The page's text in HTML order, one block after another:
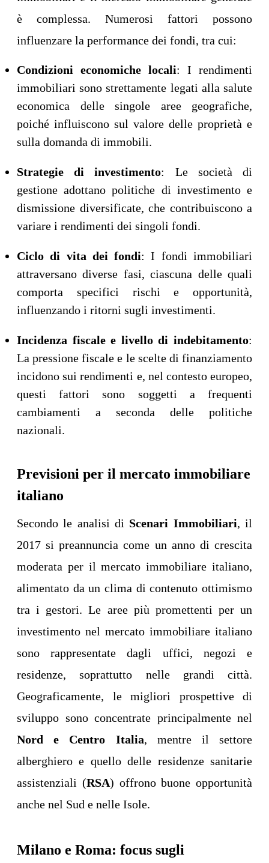
è complessa. Numerosi fattori possono
influenzare la performance dei fondi, tra cui:
Condizioni economiche locali: I rendimenti
immobiliari sono strettamente legati alla salute
economica delle singole aree geografiche,
poiché influiscono sul valore delle proprietà e
sulla domanda di immobili.
Strategie di investimento: Le società di
gestione adottano politiche di investimento e
dismissione diversificate, che contribuiscono a
variare i rendimenti dei singoli fondi.
Ciclo di vita dei fondi: I fondi immobiliari
attraversano diverse fasi, ciascuna delle quali
comporta specifici rischi e opportunità,
influenzando i ritorni sugli investimenti.
Incidenza fiscale e livello di indebitamento:
La pressione fiscale e le scelte di finanziamento
incidono sui rendimenti e, nel contesto europeo,
questi fattori sono soggetti a frequenti
cambiamenti a seconda delle politiche
nazionali.
Previsioni per il mercato immobiliare
italiano
Secondo le analisi di Scenari Immobiliari, il
2017 si preannuncia come un anno di crescita
moderata per il mercato immobiliare italiano,
alimentato da un clima di contenuto ottimismo
tra i gestori. Le aree più promettenti per un
investimento nel mercato immobiliare italiano
sono rappresentate dagli uffici, negozi e
residenze, soprattutto nelle grandi città.
Geograficamente, le migliori prospettive di
sviluppo sono concentrate principalmente nel
Nord e Centro Italia, mentre il settore
alberghiero e quello delle residenze sanitarie
assistenziali (RSA) offrono buone opportunità
anche nel Sud e nelle Isole.
Milano e Roma: focus sugli